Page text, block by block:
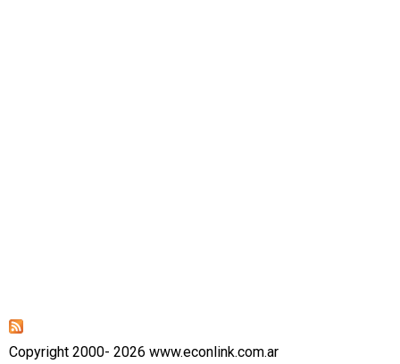
Copyright 2000- 2026 www.econlink.com.ar